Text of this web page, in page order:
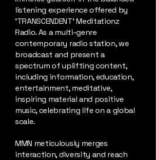
listening experience offered by
'TRANSCENDENT' Meditationz
Radio. As a multi-genre
contemporary radio station, we
broadcast and present a
spectrum of uplifting content,
including information, education,
entertainment, meditative,
inspiring material and positive
music, celebrating life on a global
scale.
MMN meticulously merges
interaction, diversity and reach